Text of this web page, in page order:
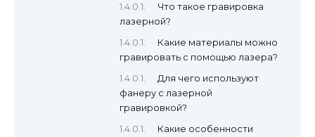
Что такое гравировка
лазерной?
Какие материалы можно
гравировать с помощью лазера?
Для чего используют
фанеру с лазерной
гравировкой?
Какие особенности